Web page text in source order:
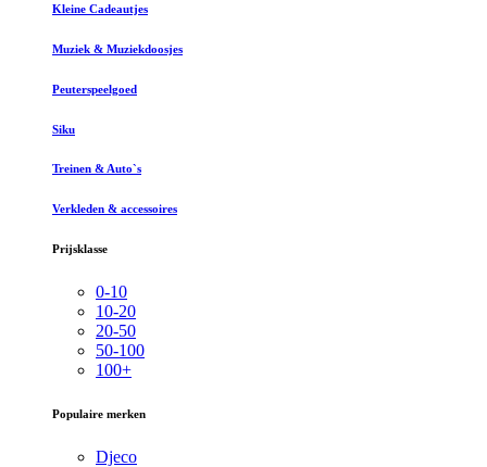
Kleine Cadeautjes
Muziek & Muziekdoosjes
Peuterspeelgoed
Siku
Treinen & Auto`s
Verkleden & accessoires
Prijsklasse
0-10
10-20
20-50
50-100
100+
Populaire merken
Djeco